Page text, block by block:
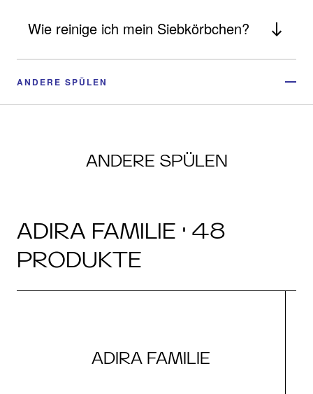
Wie reinige ich mein Siebkörbchen?
ANDERE SPÜLEN
ANDERE SPÜLEN
ADIRA FAMILIE · 48
PRODUKTE
ADIRA FAMILIE